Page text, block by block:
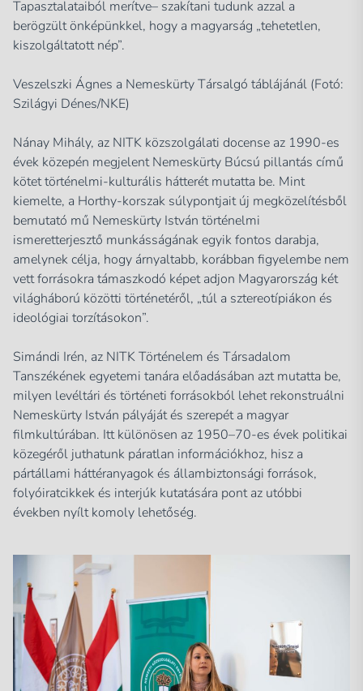
Tapasztalataiból merítve– szakítani tudunk azzal a
berögzült önképünkkel, hogy a magyarság „tehetetlen,
kiszolgáltatott nép”.
Veszelszki Ágnes a Nemeskürty Társalgó táblájánál (Fotó:
Szilágyi Dénes/NKE)
Nánay Mihály, az NITK közszolgálati docense az 1990-es
évek közepén megjelent Nemeskürty Búcsú pillantás című
kötet történelmi-kulturális hátterét mutatta be. Mint
kiemelte, a Horthy-korszak súlypontjait új megközelítésből
bemutató mű Nemeskürty István történelmi
ismeretterjesztő munkásságának egyik fontos darabja,
amelynek célja, hogy árnyaltabb, korábban figyelembe nem
vett forrásokra támaszkodó képet adjon Magyarország két
világháború közötti történetéről, „túl a sztereotípiákon és
ideológiai torzításokon”.
Simándi Irén, az NITK Történelem és Társadalom
Tanszékének egyetemi tanára előadásában azt mutatta be,
milyen levéltári és történeti forrásokból lehet rekonstruálni
Nemeskürty István pályáját és szerepét a magyar
filmkultúrában. Itt különösen az 1950–70-es évek politikai
közegéről juthatunk páratlan információkhoz, hisz a
pártállami háttéranyagok és állambiztonsági források,
folyóiratcikkek és interjúk kutatására pont az utóbbi
években nyílt komoly lehetőség.